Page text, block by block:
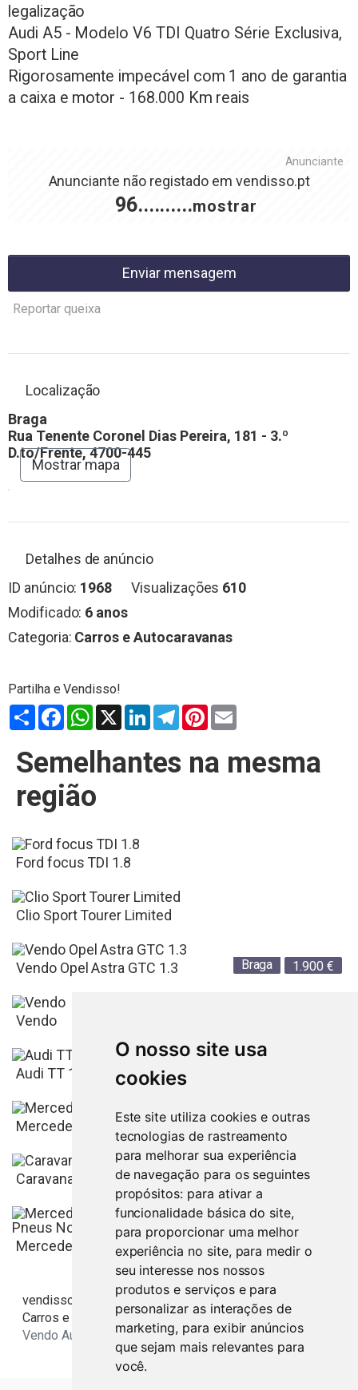
O nosso site usa
cookies
Este site utiliza cookies e outras
tecnologias de rastreamento
para melhorar sua experiência
de navegação para os seguintes
propósitos: para ativar a
funcionalidade básica do site,
para proporcionar uma melhor
experiência no site, para medir o
seu interesse nos nossos
produtos e serviços e para
personalizar as interações de
marketing, para exibir anúncios
que sejam mais relevantes para
você.
legalização
Audi A5 - Modelo V6 TDI Quatro Série Exclusiva,
Sport Line
Rigorosamente impecável com 1 ano de garantia
a caixa e motor - 168.000 Km reais
96..........mostrar
Anunciante
Anunciante não registado emvendisso.pt
Enviar mensagem
Reportar queixa
Localização
Braga
Rua Tenente Coronel Dias Pereira, 181 - 3.º
D.to/Frente, 4700-445
Mostrar mapa
Detalhes de anúncio
ID anúncio: 1968 Visualizações 610
Modificado: 6 anos
Categoria: Carros e Autocaravanas
PartilharFacebookWhatsApp
X LinkedInTelegram
Pinterest
Semelhantes na mesma
região
Ford focus TDI 1.8
Braga 1.900 €
Clio Sport Tourer Limited
Vendo Opel Astra GTC 1.3
Vendo
Braga
Audi TT 1.8 Quattro 225cv
Braga 3.000
Mercedes sport edition 150 cavalos w2003
Caravana Dethleffs 590
Braga
Mercedes Clk 220 Avantgard Cdi Nacional com 4 P...
Braga 10.850
vendisso.pt Resultados
Veículos
Carros e Autocaravanas
Vendo Audi pela melhor oferta